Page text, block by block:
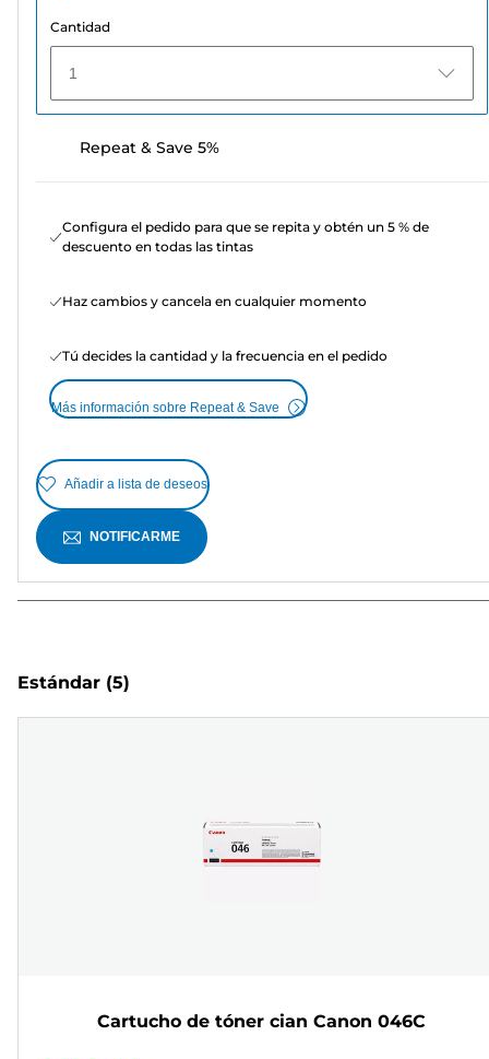
Cantidad
1
Repeat & Save 5%
Configura el pedido para que se repita y obtén un 5 % de
descuento en todas las tintas
Haz cambios y cancela en cualquier momento
Tú decides la cantidad y la frecuencia en el pedido
Más información sobre Repeat & Save
Añadir a lista de deseos
NOTIFICARME
Estándar (5)
Cartucho de tóner cian Canon 046C